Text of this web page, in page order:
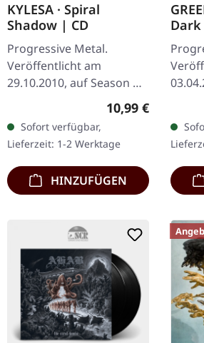
KYLESA · Spiral
Shadow | CD
Progressive Metal.
Veröffentlicht am
29.10.2010, auf Season Of
Mist. CD im Jewelcase
Kylesa liefern mit "Spiral
Shadow" eine
faszinierende Reise…
Regulärer Preis:
10,99 €
Sofort verfügbar,
Lieferzeit: 1-2 Werktage
HINZUFÜGEN